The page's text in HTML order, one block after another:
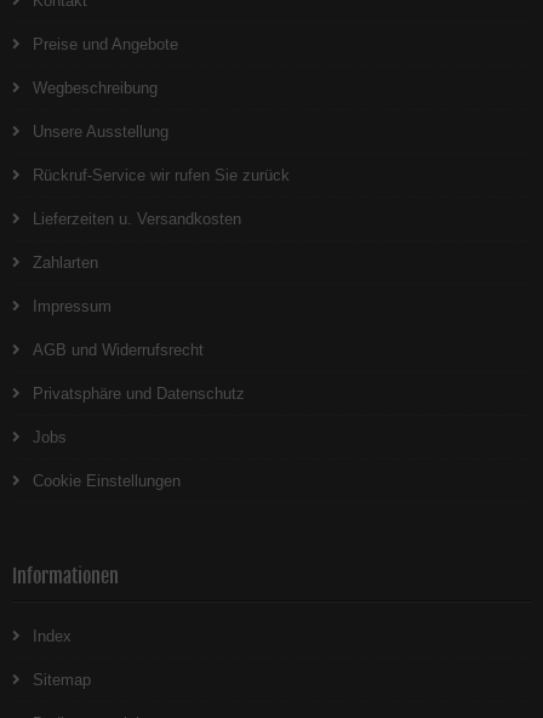
Preise und Angebote
Wegbeschreibung
Unsere Ausstellung
Rückruf-Service wir rufen Sie zurück
Lieferzeiten u. Versandkosten
Zahlarten
Impressum
AGB und Widerrufsrecht
Privatsphäre und Datenschutz
Jobs
Cookie Einstellungen
Informationen
Index
Sitemap